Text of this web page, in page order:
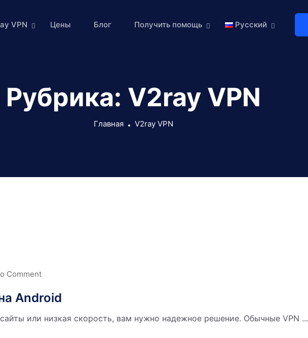
VPN Цены Блог Получить помощь Русский
Рубрика: V2ray VPN
Главная V2ray VPN
Comment
Android
или низкая скорость, вам нужно надежное решение. Обычные VPN ...